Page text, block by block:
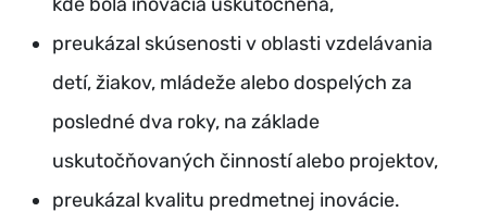
preukázal skúsenosti v oblasti vzdelávania
detí, žiakov, mládeže alebo dospelých za
posledné dva roky, na základe
uskutočňovaných činností alebo projektov,
preukázal kvalitu predmetnej inovácie.